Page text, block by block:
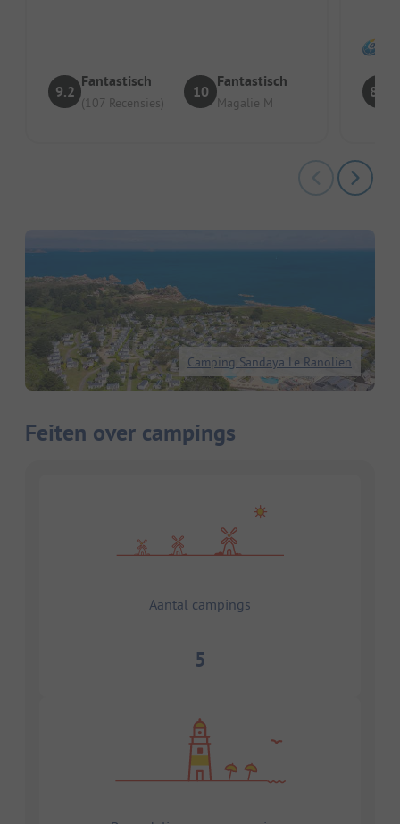
9.2
Fantastisch
(107 Recensies)
10
Fantastisch
Magalie M
8.9
Camping Sandaya Le Ranolien
Feiten over campings
Aantal campings
5